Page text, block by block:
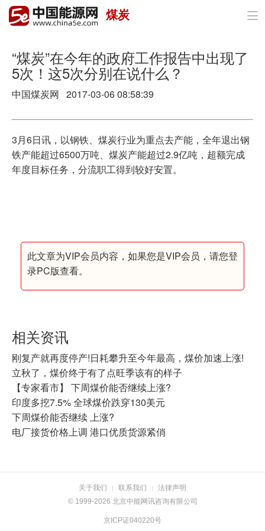
首页
政策与经济
油气
电力
新能源
煤炭 
“煤炭”在今年的政府工作报告中出现了
5次！这5次分别在说什么？
中国煤炭网 2017-03-06 08:58:39
3月6日讯，以钢铁、煤炭行业为重点去产能，全年退出钢
铁产能超过6500万吨、煤炭产能超过2.9亿吨，超额完成
年度目标任务，分流职工得到较好安置。
此文章为VIP会员内容，如果您是VIP会员，请您登
录PC版查看。
相关资讯
刚复产就再度停产!日耗攀升至今年最高，煤价加速上涨!
立秋了，煤价终于有了点旺季该有的样子
【专家看市】 下周煤价能否继续上涨?
印度多挖7.5% 全球煤价跌穿130美元
下周煤价能否继续 上涨?
电厂接货价格上调 港口优质货源紧俏
关于我们 | 联系我们 |
法律声明
© 1999-2026 北京中能网讯咨询有限公司
京ICP证040220号